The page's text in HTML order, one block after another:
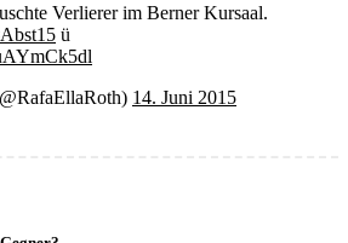
Verlierer im Berner Kursaal.
ü
14. Juni 2015